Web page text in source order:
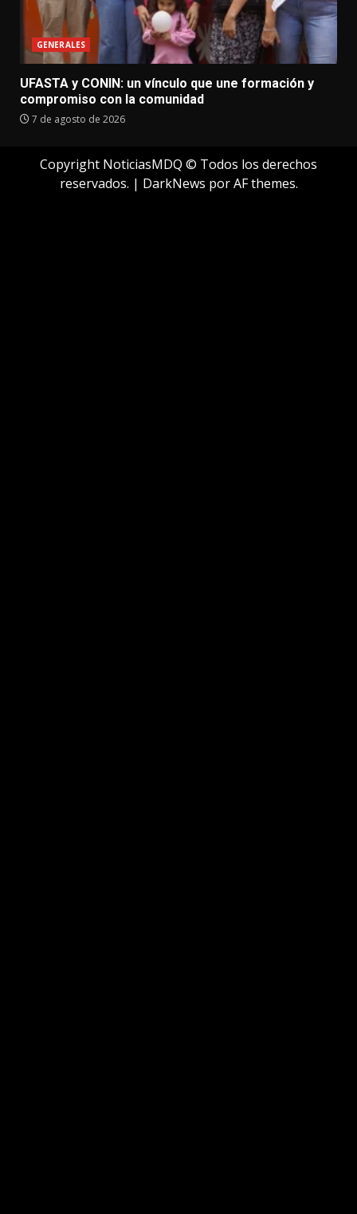
GENERALES
UFASTA y CONIN: un vínculo que une formación y
compromiso con la comunidad
7 de agosto de 2026
Copyright NoticiasMDQ © Todos los derechos
reservados. | DarkNews por AF themes.